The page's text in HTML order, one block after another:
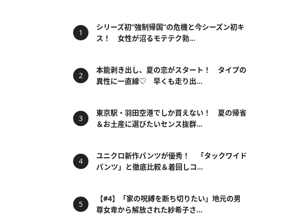
シリーズ初“強制帰国”の危機と今シーズン初キ
ス！ 女性が沼るモテテク勃...
本能剥き出し、夏の恋がスタート！ タイプの
異性に一直線♡ 早くも走り出...
東京駅・羽田空港でしか買えない！ 夏の帰省
＆お土産に選びたいセンス抜群...
ユニクロ新作パンツが優秀！ 「タックワイド
パンツ」と徹底比較＆着回しコ...
【#4】「家の呪縛を断ち切りたい」地元の男
尊女卑から解放された紗希子さ...